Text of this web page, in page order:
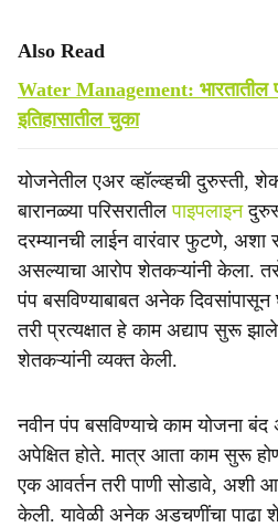
Also Read
Water Management: भारतातील
इतिहासातील चुका
योजनेतील एअर व्हॉल्व्हची दुरुस्ती,
बारानळ्या परिसरातीलपाइपलाइन
दरम्यानची लाईन वारंवार फुटणे, अशा
असल्याचा आरोप शेतकऱ्यांनी केला.
पंप बसविण्याबाबत अनेक
तरी प्रत्यक्षात हे काम अद्याप सुरू
शेतकऱ्यांनी व्यक्त केली.
नवीन पंप बसविण्याचे काम योजना
अपेक्षित होते. मात्र आता काम सुरू
एक आवर्तन तरी पाणी सोडावे, अशी
केली. यावेळी अनेक अडचणींचा पाढा